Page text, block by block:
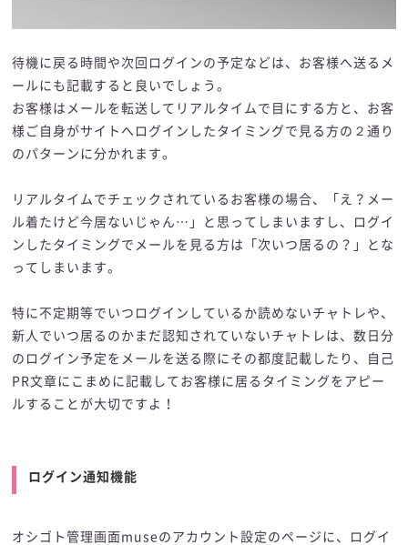
待機に戻る時間や次回ログインの予定などは、お客様へ送るメ
ールにも記載すると良いでしょう。
お客様はメールを転送してリアルタイムで目にする方と、お客
様ご自身がサイトへログインしたタイミングで見る方の２通り
のパターンに分かれます。
リアルタイムでチェックされているお客様の場合、「え？メー
ル着たけど今居ないじゃん…」と思ってしまいますし、ログイ
ンしたタイミングでメールを見る方は「次いつ居るの？」とな
ってしまいます。
特に不定期等でいつログインしているか読めないチャトレや、
新人でいつ居るのかまだ認知されていないチャトレは、数日分
のログイン予定をメールを送る際にその都度記載したり、自己
PR文章にこまめに記載してお客様に居るタイミングをアピー
ルすることが大切ですよ！
ログイン通知機能
オシゴト管理画面museのアカウント設定のページに、ログイ